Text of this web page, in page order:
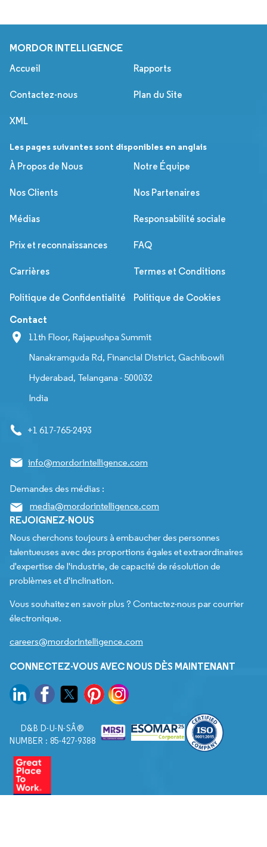
MORDOR INTELLIGENCE
Accueil Rapports
Contactez-nous Plan du Site
XML
Les pages suivantes sont disponibles en anglais
À Propos de Nous
Notre Équipe
Nos Clients Nos Partenaires
Médias Responsabilité sociale
Prix et reconnaissances FAQ
Carrières Termes et Conditions
Politique de Confidentialité Politique de Cookies
Contact
11th Floor, Rajapushpa Summit
Nanakramguda Rd, Financial District, Gachibowli
Hyderabad, Telangana - 500032
India
+1 617-765-2493
info@mordorintelligence.com
Demandes des médias :
media@mordorintelligence.com
REJOIGNEZ-NOUS
Nous cherchons toujours à embaucher des personnes
talentueuses avec des proportions égales et extraordinaires
d'expertise de l'industrie, de capacité de résolution de
problèmes et d'inclination.
Vous souhaitez en savoir plus ? Contactez-nous par courrier
électronique.
careers@mordorintelligence.com
CONNECTEZ-VOUS AVEC NOUS DÈS MAINTENANT
D&B D-U-N-SÂ®
NUMBER : 85-427-9388